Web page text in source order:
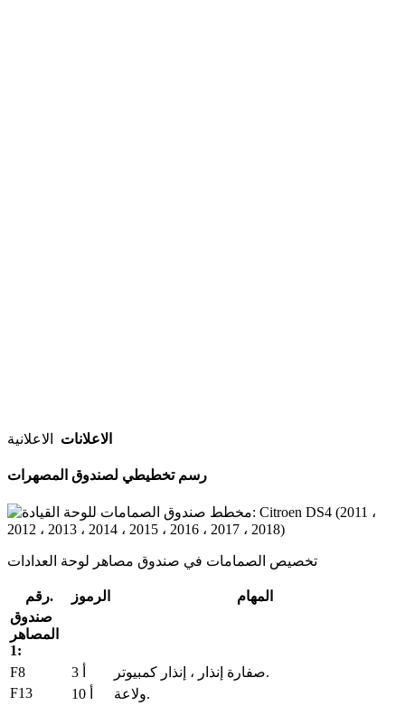
الاعلانات الاعلانية
رسم تخطيطي لصندوق المصهرات
تخصيص الصمامات في صندوق مصاهر لوحة العدادات
رقم. الرموز
المهام
صندوق
المصاهر
1:
F8
صفارة إنذار ، إنذار كمبيوتر.
F13
ولاعة.